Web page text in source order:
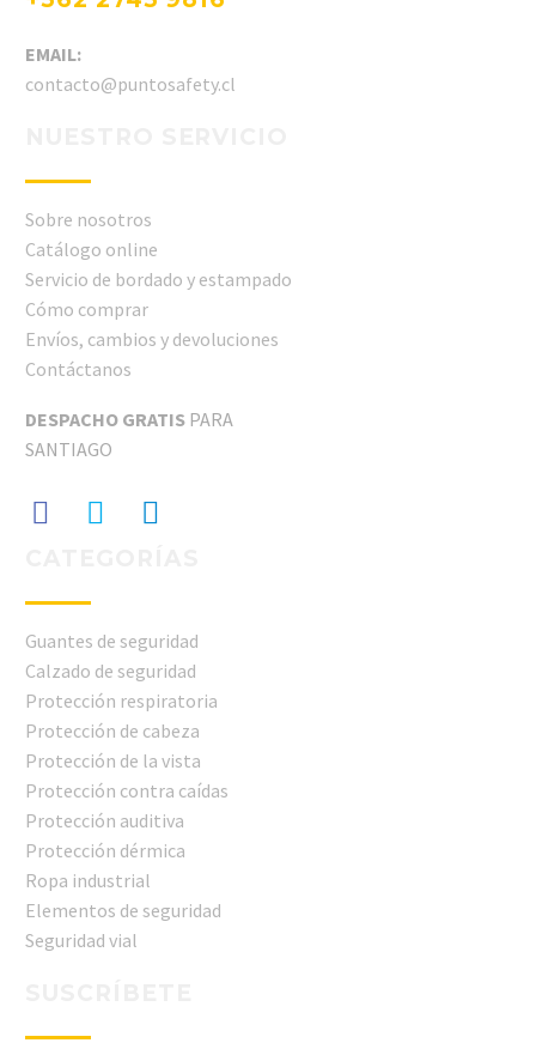
EMAIL:
contacto@puntosafety.cl
Sobre nosotros
Catálogo online
Servicio de bordado y estampado
Cómo comprar
Envíos, cambios y devoluciones
Contáctanos
DESPACHO GRATIS PARA
SANTIAGO
Guantes de seguridad
Calzado de seguridad
Protección respiratoria
Protección de cabeza
Protección de la vista
Protección contra caídas
Protección auditiva
Protección dérmica
Ropa industrial
Elementos de seguridad
Seguridad vial